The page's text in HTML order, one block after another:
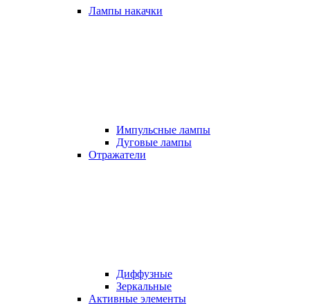
Лампы накачки
Импульсные лампы
Дуговые лампы
Отражатели
Диффузные
Зеркальные
Активные элементы